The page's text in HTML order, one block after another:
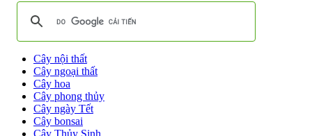
Cây nội thất
Cây ngoại thất
Cây hoa
Cây phong thủy
Cây ngày Tết
Cây bonsai
Cây Thủy Sinh